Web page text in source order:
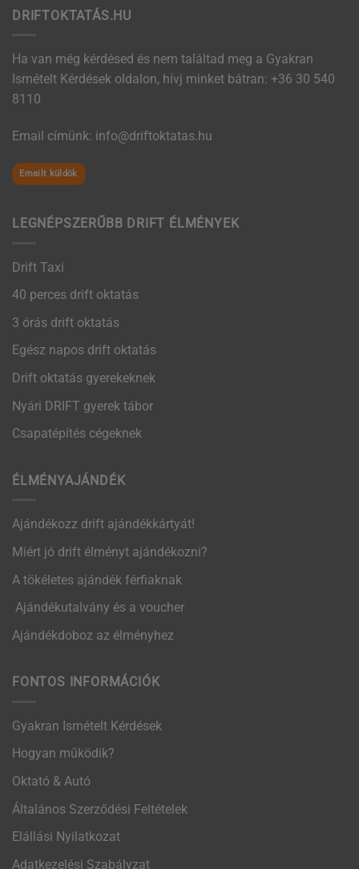
DRIFTOKTATÁS.HU
Ha van még kérdésed és nem találtad meg a Gyakran
Ismételt Kérdések oldalon, hívj minket bátran: +36 30 540
8110
Email címünk: uh.satatkotfird@ofni
Emailt küldök
LEGNÉPSZERŰBB DRIFT ÉLMÉNYEK
Drift Taxi
40 perces drift oktatás
3 órás drift oktatás
Egész napos drift oktatás
Drift oktatás gyerekeknek
Nyári DRIFT gyerek tábor
Csapatépítés cégeknek
ÉLMÉNYAJÁNDÉK
Ajándékozz drift ajándékkártyát!
Miért jó drift élményt ajándékozni?
A tökéletes ajándék férfiaknak
Ajándékutalvány és a voucher
Ajándékdoboz az élményhez
FONTOS INFORMÁCIÓK
Gyakran Ismételt Kérdések
Hogyan működik?
Oktató & Autó
Általános Szerződési Feltételek
Elállási Nyilatkozat
Adatkezelési Szabályzat